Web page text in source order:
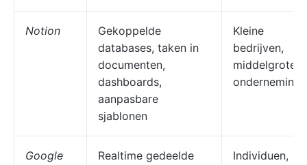
Notion
Gekoppelde
databases, taken in
documenten,
dashboards,
aanpasbare
sjablonen
Kleine
bedrijven,
middelgrote
Google
Realtime gedeelde
Individuen,